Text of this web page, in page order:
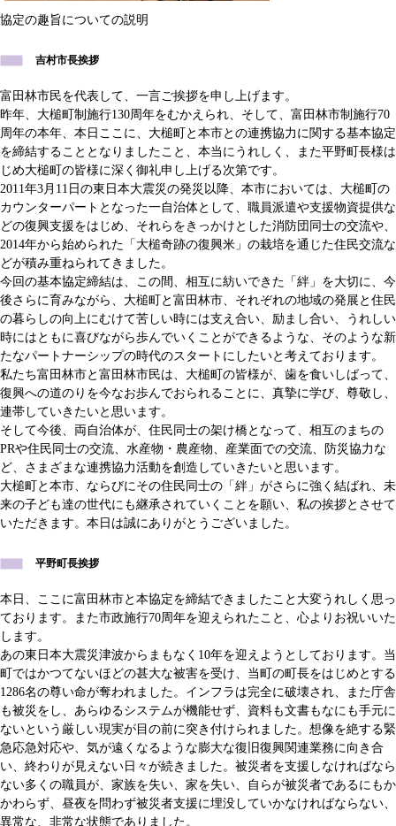
協定の趣旨についての説明
吉村市長挨拶
富田林市民を代表して、一言ご挨拶を申し上げます。
昨年、大槌町制施行130周年をむかえられ、そして、富田林市制施行70
周年の本年、本日ここに、大槌町と本市との連携協力に関する基本協定
を締結することとなりましたこと、本当にうれしく、また平野町長様は
じめ大槌町の皆様に深く御礼申し上げる次第です。
2011年3月11日の東日本大震災の発災以降、本市においては、大槌町の
カウンターパートとなった一自治体として、職員派遣や支援物資提供な
どの復興支援をはじめ、それらをきっかけとした消防団同士の交流や、
2014年から始められた「大槌奇跡の復興米」の栽培を通じた住民交流な
どが積み重ねられてきました。
今回の基本協定締結は、この間、相互に紡いできた「絆」を大切に、今
後さらに育みながら、大槌町と富田林市、それぞれの地域の発展と住民
の暮らしの向上にむけて苦しい時には支え合い、励まし合い、うれしい
時にはともに喜びながら歩んでいくことができるような、そのような新
たなパートナーシップの時代のスタートにしたいと考えております。
私たち富田林市と富田林市民は、大槌町の皆様が、歯を食いしばって、
復興への道のりを今なお歩んでおられることに、真摯に学び、尊敬し、
連帯していきたいと思います。
そして今後、両自治体が、住民同士の架け橋となって、相互のまちの
PRや住民同士の交流、水産物・農産物、産業面での交流、防災協力な
ど、さまざまな連携協力活動を創造していきたいと思います。
大槌町と本市、ならびにその住民同士の「絆」がさらに強く結ばれ、未
来の子ども達の世代にも継承されていくことを願い、私の挨拶とさせて
いただきます。本日は誠にありがとうございました。
平野町長挨拶
本日、ここに富田林市と本協定を締結できましたこと大変うれしく思っ
ております。また市政施行70周年を迎えられたこと、心よりお祝いいた
します。
あの東日本大震災津波からまもなく10年を迎えようとしております。当
町ではかつてないほどの甚大な被害を受け、当町の町長をはじめとする
1286名の尊い命が奪われました。インフラは完全に破壊され、また庁舎
も被災をし、あらゆるシステムが機能せず、資料も文書もなにも手元に
ないという厳しい現実が目の前に突き付けられました。想像を絶する緊
急応急対応や、気が遠くなるような膨大な復旧復興関連業務に向き合
い、終わりが見えない日々が続きました。被災者を支援しなければなら
ない多くの職員が、家族を失い、家を失い、自らが被災者であるにもか
かわらず、昼夜を問わず被災者支援に埋没していかなければならない、
異常な、非常な状態でありました。